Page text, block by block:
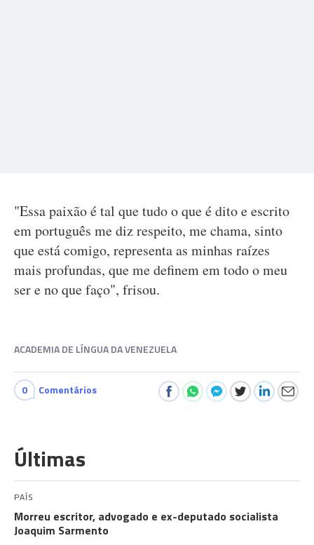
"Essa paixão é tal que tudo o que é dito e escrito
em português me diz respeito, me chama, sinto
que está comigo, representa as minhas raízes
mais profundas, que me definem em todo o meu
ser e no que faço", frisou.
ACADEMIA DE LÍNGUA DA VENEZUELA
0 Comentários
Últimas
PAÍS
Morreu escritor, advogado e ex-deputado socialista
Joaquim Sarmento